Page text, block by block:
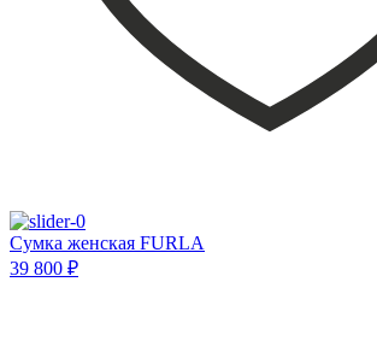
Сумка женская FURLA
39 800 ₽